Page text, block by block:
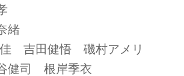
緒
吉田健悟 磯村アメリ
健司 根岸季衣